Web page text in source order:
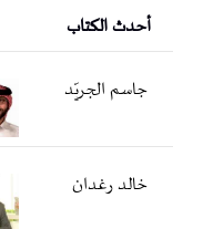
أحدث الكتاب
جاسم الجريّد
خالد رغدان